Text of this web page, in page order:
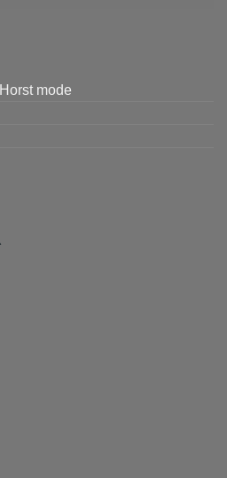
mode